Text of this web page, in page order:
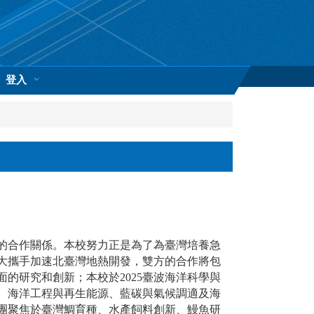
登入
作關係。本校努力正是為了為臺灣培養急
攜手加速北臺灣地熱開發，雙方的合作將包
研究和創新；本校於2025臺波海洋科學與
海洋工程與再生能源、藍碳與氣候調適及海
聚焦於臺灣鯛育種、水產飼料創新、鰻魚研